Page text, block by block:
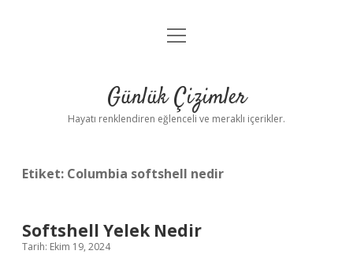
Anasayfa
Yasal Uyarı
menüyü
Günlük Çizimler
Hayatı renklendiren eğlenceli ve meraklı içerikler.
Etiket: Columbia softshell nedir
Softshell Yelek Nedir
Tarih: Ekim 19, 2024